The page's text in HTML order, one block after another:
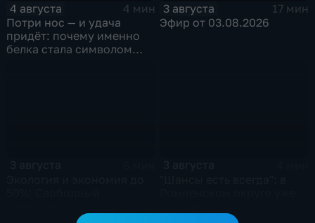
4 августа
4 мин
Потри нос — и удача
придёт: почему именно
белка стала символом
3 августа
17 мин
Эфир от 03.08.2026
газомоторное топливо
продолжаются поиски